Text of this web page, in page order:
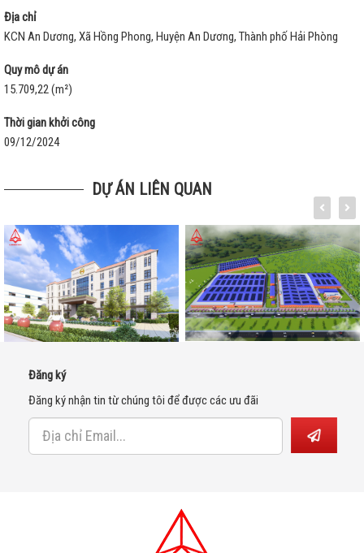
Địa chỉ
KCN An Dương, Xã Hồng Phong, Huyện An Dương, Thành phố Hải Phòng
Quy mô dự án
15.709,22 (m²)
Thời gian khởi công
09/12/2024
DỰ ÁN LIÊN QUAN
Đăng ký
Đăng ký nhận tin từ chúng tôi để được các ưu đãi